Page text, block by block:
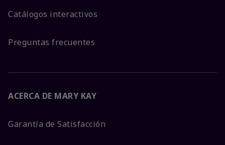
Catálogos interactivos
Preguntas frecuentes
ACERCA DE MARY KAY
Garantía de Satisfacción